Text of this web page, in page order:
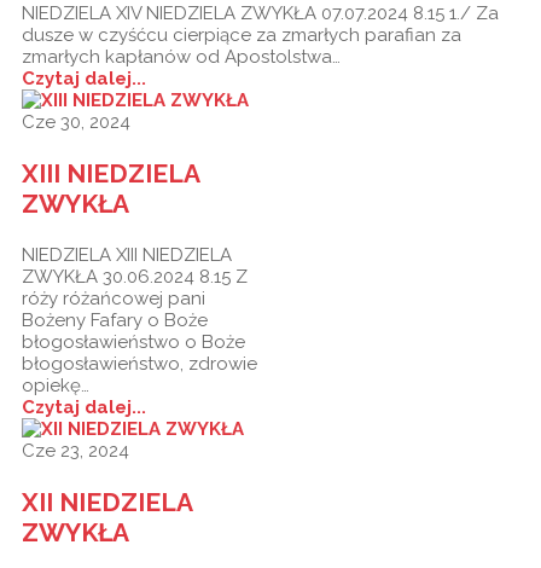
NIEDZIELA XIV NIEDZIELA ZWYKŁA 07.07.2024 8.15 1./ Za
dusze w czyśćcu cierpiące za zmarłych parafian za
zmarłych kapłanów od Apostolstwa…
Czytaj dalej...
Cze 30, 2024
XIII NIEDZIELA
ZWYKŁA
NIEDZIELA XIII NIEDZIELA
ZWYKŁA 30.06.2024 8.15 Z
róży różańcowej pani
Bożeny Fafary o Boże
błogosławieństwo o Boże
błogosławieństwo, zdrowie
opiekę…
Czytaj dalej...
Cze 23, 2024
XII NIEDZIELA
ZWYKŁA